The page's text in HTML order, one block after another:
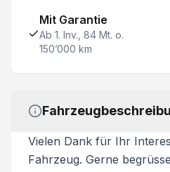
Leichtmetallfelgen 19"
Beifahrersitz 4-fach
Mit Garantie
Ab 1. Inv., 84 Mt. o.
150’000 km
Vielen Dank für Ihr
Fahrzeug. Gerne